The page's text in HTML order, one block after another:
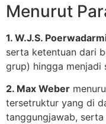
Menurut
1. W.J.S.
serta ketentuan dari
grup) hingga menjadi
2. Max Weber
tersetruktur yang di
tanggungjawab,